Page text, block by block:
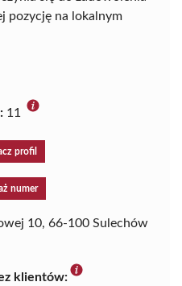
pozycję na lokalnym
11
profil
numer
10, 66-100 Sulechów
klientów: